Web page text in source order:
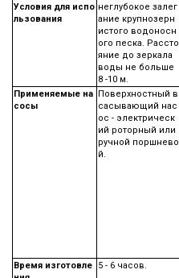
Условия для испо
льзования
неглубокое залег
ание крупнозерн
истого водоносн
ого песка. Рассто
яние до зеркала
воды не больше
8 -10 м.
Применяемые на
сосы
Поверхностный в
сасывающий нас
ос - электрическ
ий роторный или
ручной поршнево
й.
Время изготовле
5 - 6 часов.